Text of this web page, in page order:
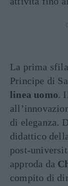
La prima
Principe di
linea uomo.
di eleganza.
didattico
post-
approda da
compito di